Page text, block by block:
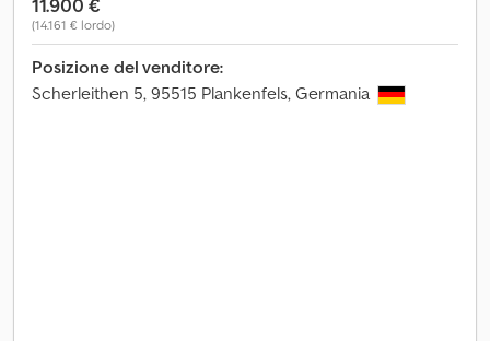
(14.161 € lordo)
Posizione del venditore:
Scherleithen 5, 95515 Plankenfels, Germania